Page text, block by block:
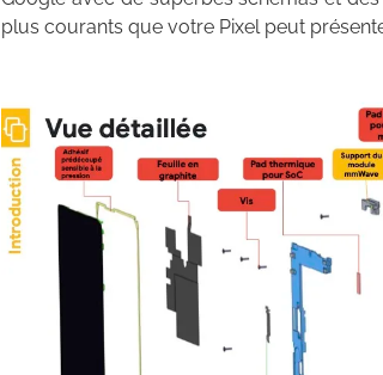
plus courants que votre Pixel peut